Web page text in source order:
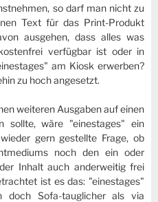
so darf man nicht zu
Text für das Print-Produkt
ausgehen, dass alles was
verfügbar ist oder in
am Kiosk erwerben?
zu hoch angesetzt.
weiteren Ausgaben auf einen
sollte, wäre "einestages" ein
gern gestellte Frage, ob
noch den ein oder
Inhalt auch anderweitig frei
ist es das: "einestages"
Sofa-tauglicher als via